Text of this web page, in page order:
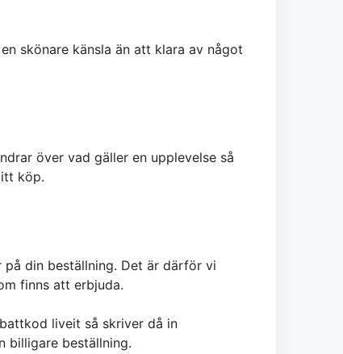
skönare känsla än att klara av något
över vad gäller en upplevelse så
köp.
din beställning. Det är därför vi
finns att erbjuda.
liveit så skriver då in
billigare beställning.